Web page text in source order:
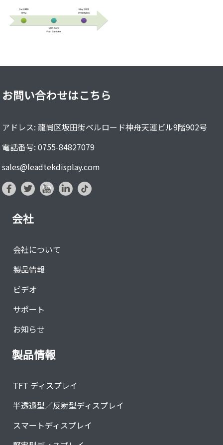
お問い合わせはこちら
アドレス: 龍崗区坂田街ベルロード神舟天運ビル9階902号
電話番号: 0755-84827079
sales@leadtekdisplay.com
会社
会社について
製品情報
ビデオ
サポート
お知らせ
製品情報
TFT ディスプレイ
半透過型／反射型ディスプレイ
スマートディスプレイ